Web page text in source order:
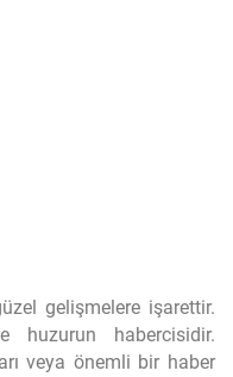
gelişmelere işarettir.
huzurun habercisidir.
veya önemli bir haber